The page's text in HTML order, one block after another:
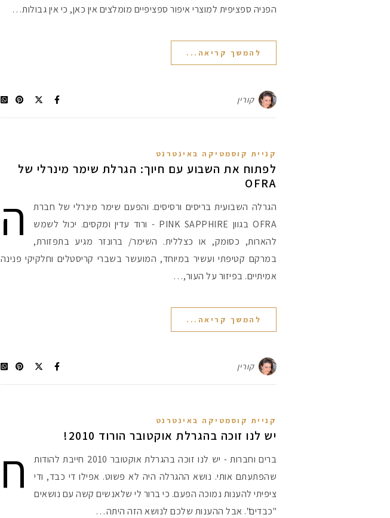
הפניה ספציפית למוצרי איפור ספציפיים מומלצים אין כאן, כי אין גבולות…
להמשך קריאה...
קורין
קניית קוסמטיקה באינטרנט
לפתוח את השבוע עם חיוך: הגרלת שימר מינרלי של
OFRA
ה
הגרלה השבועית בריסים ורסיסים. והפעם שימר מינרלי של חברת
OFRA בגוון PINK SAPPHIRE - ורוד עדין ומקסים. יכול לשמש
להארות, כסומק, או כצללית. השימר/ ברונזר מגיע בתפזורת,
במרקם קטיפתי ועשיר במיוחד, המועשר בשברי קריסטלים וחלקיקי פנינה
אמיתיים. בפיזור על העור,…
להמשך קריאה...
קורין
קניית קוסמטיקה באינטרנט
יש לנו זוכה בהגרלת אוקטובר הורוד 2010!
ח
ברים וחברות - יש לנו זוכה בהגרלת אוקטובר 2010 חייבת להודות
שהפתעתם אותי. נושא ההגרלה היה לא פשוט. אפילו די כבד, ודי
ציפיתי להענות נמוכה הפעם. כי ברור לי שלאנשים קשה עם נושאים
"כבדים". אבל ההענות שלכם לנושא הזה היתה…